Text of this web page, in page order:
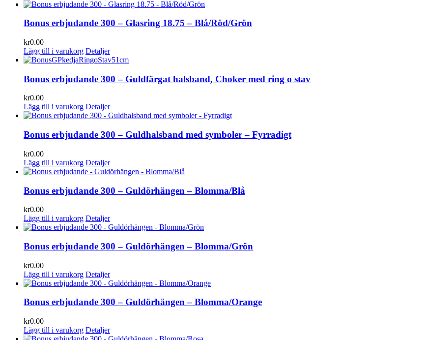
Bonus erbjudande 300 – Glasring 18.75 – Blå/Röd/Grön
kr0.00
Lägg till i varukorg Detaljer
Bonus erbjudande 300 – Guldfärgat halsband, Choker med ring o stav
kr0.00
Lägg till i varukorg Detaljer
Bonus erbjudande 300 – Guldhalsband med symboler – Fyrradigt
kr0.00
Lägg till i varukorg Detaljer
Bonus erbjudande 300 – Guldörhängen – Blomma/Blå
kr0.00
Lägg till i varukorg Detaljer
Bonus erbjudande 300 – Guldörhängen – Blomma/Grön
kr0.00
Lägg till i varukorg Detaljer
Bonus erbjudande 300 – Guldörhängen – Blomma/Orange
kr0.00
Lägg till i varukorg Detaljer